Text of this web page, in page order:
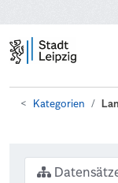
Kategorien